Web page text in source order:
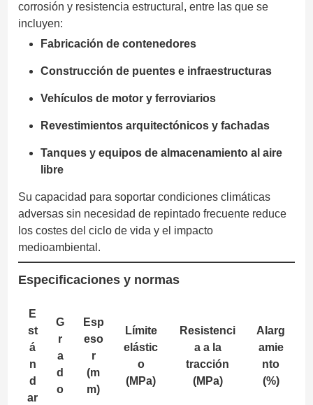
corrosión y resistencia estructural, entre las que se
incluyen:
Fabricación de contenedores
Construcción de puentes e infraestructuras
Vehículos de motor y ferroviarios
Revestimientos arquitectónicos y fachadas
Tanques y equipos de almacenamiento al aire
libre
Su capacidad para soportar condiciones climáticas
adversas sin necesidad de repintado frecuente reduce
los costes del ciclo de vida y el impacto
medioambiental.
Especificaciones y normas
E
st
á
n
d
ar
G
r
a
d
o
Esp
eso
r
(m
m)
Límite
elástic
o
(MPa)
Resistenci
a a la
tracción
(MPa)
Alarg
amie
nto
(%)